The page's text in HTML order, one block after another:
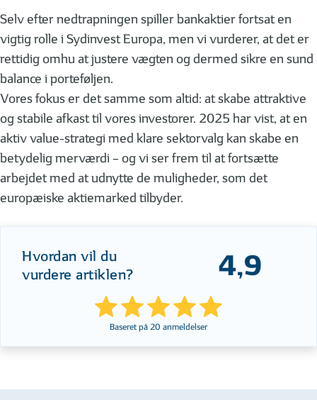
Selv efter nedtrapningen spiller bankaktier fortsat en
vigtig rolle i Sydinvest Europa, men vi vurderer, at det er
rettidig omhu at justere vægten og dermed sikre en sund
balance i porteføljen.
Vores fokus er det samme som altid: at skabe attraktive
og stabile afkast til vores investorer. 2025 har vist, at en
aktiv value-strategi med klare sektorvalg kan skabe en
betydelig merværdi – og vi ser frem til at fortsætte
arbejdet med at udnytte de muligheder, som det
europæiske aktiemarked tilbyder.
Hvordan vil du
vurdere artiklen?
4,9
Baseret på 20 anmeldelser